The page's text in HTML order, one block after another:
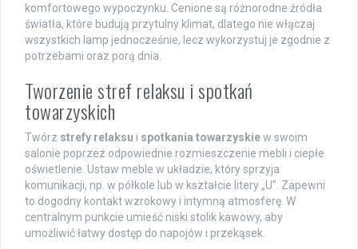
komfortowego wypoczynku. Cenione są różnorodne źródła
światła, które budują przytulny klimat, dlatego nie włączaj
wszystkich lamp jednocześnie, lecz wykorzystuj je zgodnie z
potrzebami oraz porą dnia.
Tworzenie stref relaksu i spotkań
towarzyskich
Twórz strefy relaksu i spotkania towarzyskiew swoim
salonie poprzez odpowiednie rozmieszczenie mebli i ciepłe
oświetlenie. Ustaw meble w układzie, który sprzyja
komunikacji, np. w półkole lub w kształcie litery „U”. Zapewni
to dogodny kontakt wzrokowy i intymną atmosferę. W
centralnym punkcie umieść niski stolik kawowy, aby
umożliwić łatwy dostęp do napojów i przekąsek.